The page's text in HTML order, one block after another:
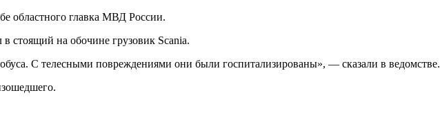
областного главка МВД России.
в стоящий на обочине грузовик Scania.
С телесными повреждениями они были госпитализированы», — сказали в ведомстве.